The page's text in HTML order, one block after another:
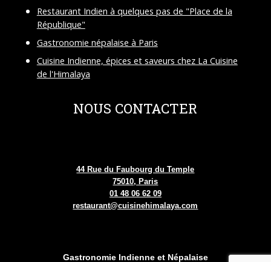
Restaurant Indien à quelques pas de "Place de la
République"
Gastronomie népalaise à Paris
Cuisine Indienne, épices et saveurs chez La Cuisine
de l'Himalaya
NOUS CONTACTER
44 Rue du Faubourg du Temple
75010, Paris
01 48 06 62 09
restaurant@cuisinehimalaya.com
Gastronomie Indienne et Népalaise